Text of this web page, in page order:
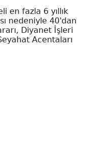
en fazla 6 yıllık
nedeniyle 40'dan
Diyanet İşleri
Acentaları